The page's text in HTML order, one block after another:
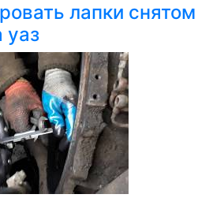
лапки снятом
уаз